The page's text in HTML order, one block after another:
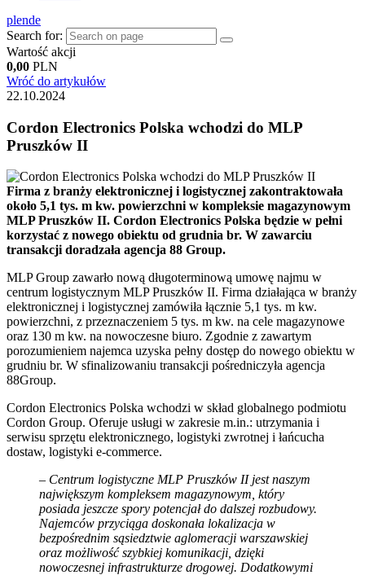
plende
Search for:
Wartość akcji
0,00 PLN
Wróć do artykułów
22.10.2024
Cordon Electronics Polska wchodzi do MLP
Pruszków II
Firma z branży elektronicznej i logistycznej zakontraktowała
około 5,1 tys. m kw. powierzchni w kompleksie magazynowym
MLP Pruszków II. Cordon Electronics Polska będzie w pełni
korzystać z nowego obiektu od grudnia br. W zawarciu
transakcji doradzała agencja 88 Group.
MLP Group zawarło nową długoterminową umowę najmu w
centrum logistycznym MLP Pruszków II. Firma działająca w branży
elektronicznej i logistycznej zamówiła łącznie 5,1 tys. m kw.
powierzchni, z przeznaczeniem 5 tys. m kw. na cele magazynowe
oraz 130 m kw. na nowoczesne biuro. Zgodnie z zawartym
porozumieniem najemca uzyska pełny dostęp do nowego obiektu w
grudniu br. W sfinalizowaniu transakcji pośredniczyła agencja
88Group.
Cordon Electronics Polska wchodzi w skład globalnego podmiotu
Cordon Group. Oferuje usługi w zakresie m.in.: utrzymania i
serwisu sprzętu elektronicznego, logistyki zwrotnej i łańcucha
dostaw, logistyki e-commerce.
– Centrum logistyczne MLP Pruszków II jest naszym
największym kompleksem magazynowym, który
posiada jeszcze spory potencjał do dalszej rozbudowy.
Najemców przyciąga doskonała lokalizacja w
bezpośrednim sąsiedztwie aglomeracji warszawskiej
oraz możliwość szybkiej komunikacji, dzięki
nowoczesnej infrastrukturze drogowej. Dodatkowymi